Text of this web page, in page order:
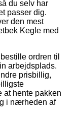
du selv har
passer dig.
den mest
Kegle med
ordren til
arbejdsplads.
prisbillig,
at hente pakken
i nærheden af